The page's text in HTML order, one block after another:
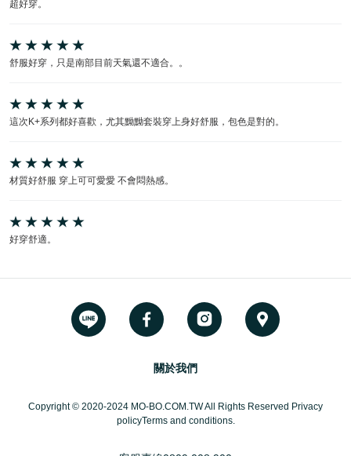
超好穿。
舒服好穿，只是南部目前天氣還不適合。。
這次K+系列都好喜歡，尤其黝黝套裝穿上身好舒服，包色是對的。
材質好舒服 穿上可可愛愛 不會悶熱感。
好穿舒適。
關於我們
Copyright © 2020-2024 MO-BO.COM.TW All Rights Reserved Privacy
policyTerms and conditions.